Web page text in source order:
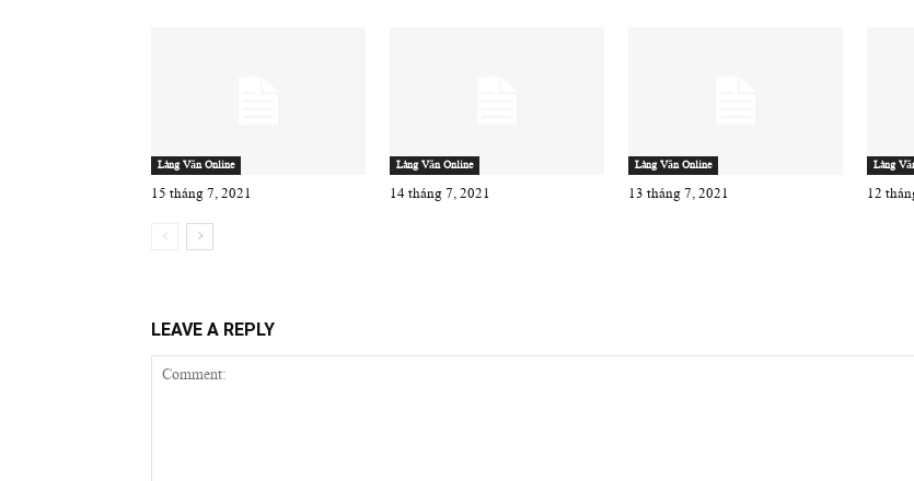
Làng Văn Online
15 tháng 7, 2021
Làng Văn Online
14 tháng 7, 2021
Làng Văn Online
13 tháng 7, 2021
Làng
12
LEAVE A REPLY